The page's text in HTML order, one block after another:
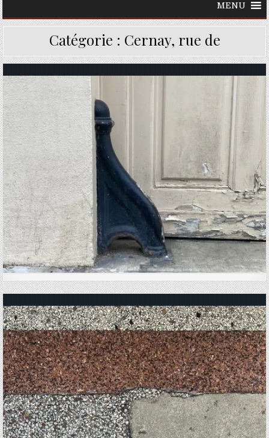
MENU
Catégorie : Cernay, rue de
Posted in
Posted in